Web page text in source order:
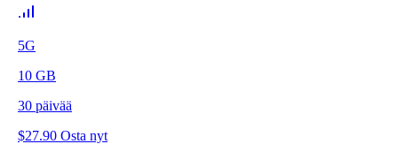
5G
10 GB
30 päivää
$27.90 Osta nyt